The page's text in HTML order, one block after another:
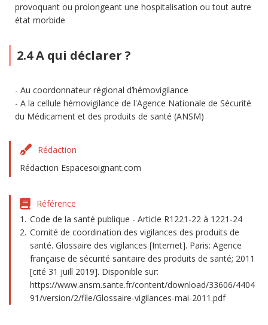
provoquant ou prolongeant une hospitalisation ou tout autre
état morbide
2.4 A qui déclarer ?
Au coordonnateur régional d’hémovigilance
A la cellule hémovigilance de l'Agence Nationale de Sécurité
du Médicament et des produits de santé (ANSM)
Rédaction
Rédaction Espacesoignant.com
Référence
Code de la santé publique - Article R1221-22 à 1221-24
Comité de coordination des vigilances des produits de
santé. Glossaire des vigilances [Internet]. Paris: Agence
française de sécurité sanitaire des produits de santé; 2011
[cité 31 juill 2019]. Disponible sur:
https://www.ansm.sante.fr/content/download/33606/4404
91/version/2/file/Glossaire-vigilances-mai-2011.pdf